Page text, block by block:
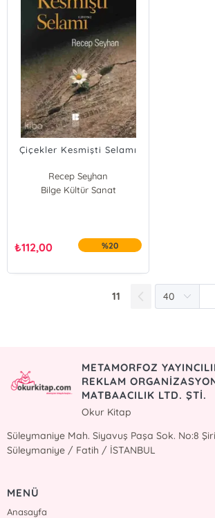
Çiçekler Kesmişti Selamı
Recep Seyhan
Bilge Kültür Sanat
₺112,00 %20
11
METAMORFOZ
REKLAM
MATBAACILIK LTD. ŞTİ.
Okur Kitap
Süleymaniye Mah. Siyavuş Paşa Sok. No:8
Süleymaniye / Fatih / İSTANBUL
MENÜ
Anasayfa